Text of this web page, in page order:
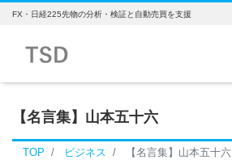
FX・日経225先物の分析・検証と自動売買を支援
【名言集】山本五十六
TOP ビジネス 【名言集】山本五十六